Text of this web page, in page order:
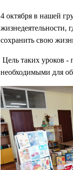
4 октября в нашей
жизнедеятельности,
сохранить свою
Цель таких уроков
необходимыми для